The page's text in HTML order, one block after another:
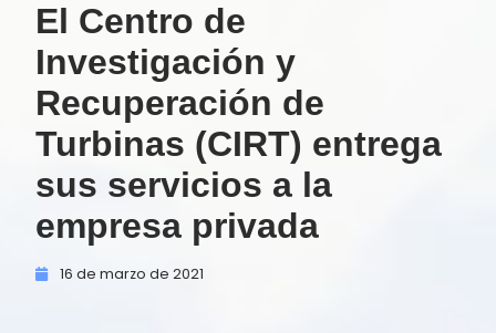
El Centro de
Investigación y
Recuperación de
Turbinas (CIRT) entrega
sus servicios a la
empresa privada
16 de marzo de 2021